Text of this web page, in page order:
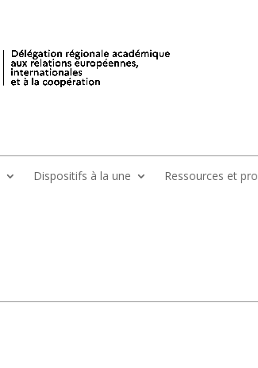
Dispositifs à la une Ressources et